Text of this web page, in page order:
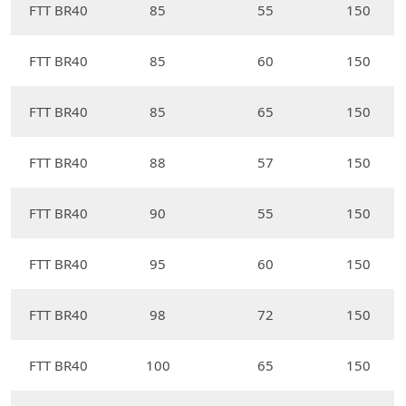
FTT BR40 85 55 150
FTT BR40 85 60 150
FTT BR40 85 65 150
FTT BR40 88 57 150
FTT BR40 90 55 150
FTT BR40 95 60 150
FTT BR40 98 72 150
FTT BR40 100 65 150